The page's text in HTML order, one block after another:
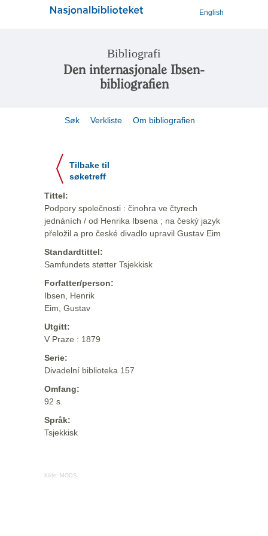
English
Bibliografi
Den internasjonale Ibsen-
bibliografien
Søk Verkliste Om bibliografien
Tilbake til
søketreff
Tittel:
Podpory společnosti : činohra ve čtyrech
jednáních / od Henrika Ibsena ; na český jazyk
přeložil a pro české divadlo upravil Gustav Eim
Standardtittel:
Samfundets støtter Tsjekkisk
Forfatter/person:
Ibsen, Henrik
Eim, Gustav
Utgitt:
V Praze : 1879
Serie:
Divadelní biblioteka 157
Omfang:
92 s.
Språk:
Tsjekkisk
Kilde: MODS